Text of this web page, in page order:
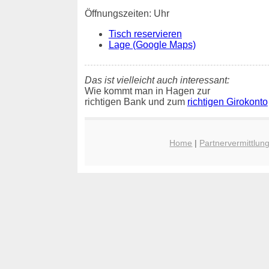
Öffnungszeiten: Uhr
Tisch reservieren
Lage (Google Maps)
Das ist vielleicht auch interessant:
Wie kommt man in Hagen zur
richtigen Bank und zum richtigen Girokonto
Home |